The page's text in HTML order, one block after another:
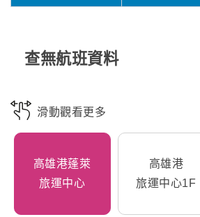
查無航班資料
滑動觀看更多
高雄港蓬萊
旅運中心
高雄港
旅運中心1F